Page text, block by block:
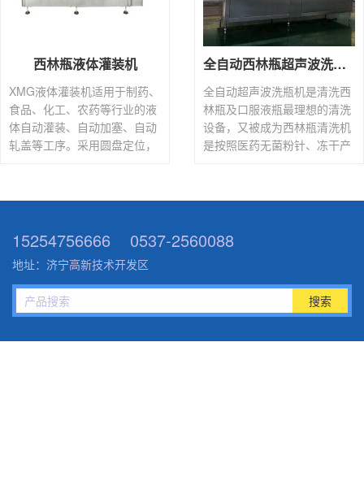
西林瓶液体灌装机
XMG液体灌装机适用于制药、
食品、化工、农药等行业的液
体自动灌装、自动加塞、自动
轧盖等工序。采用圆盘定位，
便。维护起来比较便捷。
全自动西林瓶超声波洗瓶机
全自动超声波洗瓶机是清洗西
林瓶及口服液瓶最理想的清洗
设备，又被成为西林瓶清洗机
是按照医药无菌粉针、冻干产
洗瓶设备。
15254756666 0537-2560088
地址：济宁高新技术开发区